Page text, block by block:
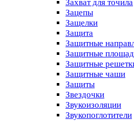
Захват для точила
Зацепы
Защелки
Защита
Защитные
Защитные
Защитные
Защитные чаши
Защиты
Звездочки
Звукоизоляции
Звукопоглотители